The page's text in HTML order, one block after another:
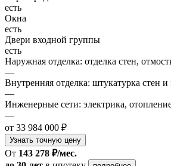
есть
Окна
есть
Двери входной группы
есть
Наружная отделка: отделка стен,
—
Внутренняя отделка: штукатурка стен
—
Инженерные сети: электрика,
—
от 33 984 000 ₽
Узнать точную цену
От 143 278 ₽/мес.